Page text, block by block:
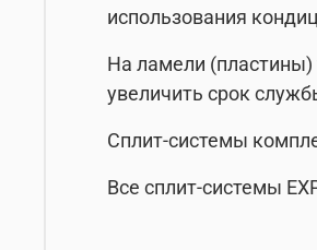
использования
На ламели (пластины)
увеличить срок
Сплит-системы
Все сплит-системы